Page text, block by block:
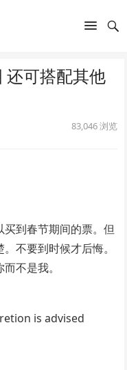
可搭配其他
83,046浏览
到春节期间的票。但
不要到时候才后悔。
不是我。
is advised